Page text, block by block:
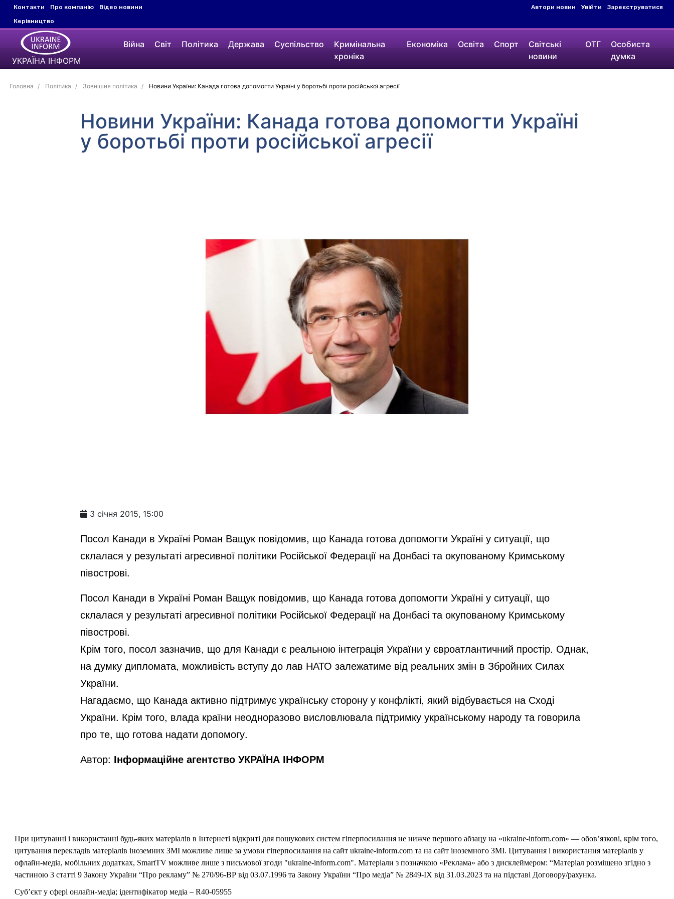
Контакти Про компанію
Відео новини
Керівництво
Автори новин Увійти Зареєструватися
УКРАЇНА ІНФОРМ
Війна Світ Політика Держава Суспільство
Кримінальна
хроніка
Економіка Освіта Спорт
Світські
новини
ОТГ
Особиста
думка
Головна Політика Зовнішня політика Новини України: Канада готова допомогти Україні у боротьбі проти російської агресії
Новини України: Канада готова допомогти Україні
у боротьбі проти російської агресії
3 січня 2015, 15:00
Посол Канади в Україні Роман Ващук повідомив, що Канада готова допомогти Україні у ситуації, що
склалася у результаті агресивної політики Російської Федерації на Донбасі та окупованому Кримському
півострові.
Посол Канади в Україні Роман Ващук повідомив, що Канада готова допомогти Україні у ситуації, що
склалася у результаті агресивної політики Російської Федерації на Донбасі та окупованому Кримському
півострові.
Крім того, посол зазначив, що для Канади є реальною інтеграція України у євроатлантичний простір. Однак,
на думку дипломата, можливість вступу до лав НАТО залежатиме від реальних змін в Збройних Силах
України.
Нагадаємо, що Канада активно підтримує українську сторону у конфлікті, який відбувається на Сході
України. Крім того, влада країни неодноразово висловлювала підтримку українському народу та говорила
про те, що готова надати допомогу.
Автор: Інформаційне агентство УКРАЇНА ІНФОРМ
При цитуванні і використанні будь-яких матеріалів в Інтернеті відкриті для пошукових систем гіперпосилання не нижче першого абзацу на «ukraine-inform.com» — обов’язкові, крім того,
цитування перекладів матеріалів іноземних ЗМІ можливе лише за умови гіперпосилання на сайт ukraine-inform.com та на сайт іноземного ЗМІ. Цитування і використання матеріалів у
офлайн-медіа, мобільних додатках, SmartTV можливе лише з письмової згоди "ukraine-inform.com". Матеріали з позначкою «Реклама» або з дисклеймером: “Матеріал розміщено згідно з
частиною 3 статті 9 Закону України “Про рекламу” № 270/96-ВР від 03.07.1996 та Закону України “Про медіа” № 2849-IX від 31.03.2023 та на підставі Договору/рахунка.
Суб’єкт у сфері онлайн-медіа; ідентифікатор медіа – R40-05955